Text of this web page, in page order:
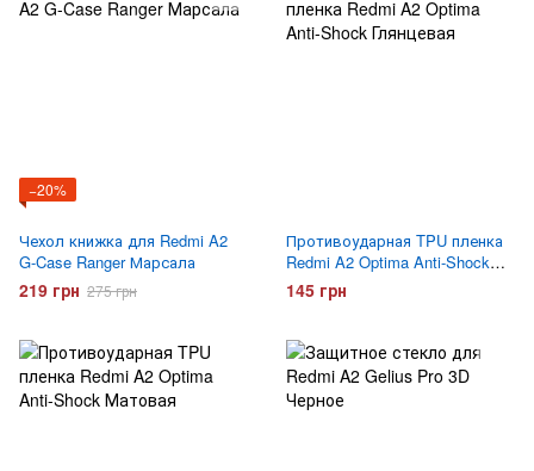
−20%
Чехол книжка для Redmi A2
G-Case Ranger Марсала
219 грн 275 грн
Противоударная TPU пленка
Redmi A2 Optima Anti-Shock
Глянцевая
145 грн